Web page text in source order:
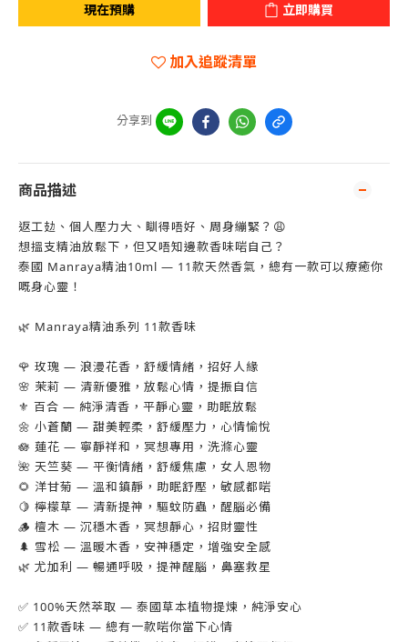
現在預購 立即購買
加入追蹤清單
分享到
商品描述
返工攰、個人壓力大、瞓得唔好、周身繃緊？😩
想搵支精油放鬆下，但又唔知邊款香味啱自己？
泰國 Manraya精油10ml — 11款天然香氣，總有一款可以療癒你
嘅身心靈！
🌿 Manraya精油系列 11款香味
🌹 玫瑰 — 浪漫花香，舒緩情緒，招好人緣
🌸 茉莉 — 清新優雅，放鬆心情，提振自信
⚜️ 百合 — 純淨清香，平靜心靈，助眠放鬆
🌼 小蒼蘭 — 甜美輕柔，舒緩壓力，心情愉悅
🪷 蓮花 — 寧靜祥和，冥想專用，洗滌心靈
🌺 天竺葵 — 平衡情緒，舒緩焦慮，女人恩物
🌻 洋甘菊 — 溫和鎮靜，助眠舒壓，敏感都啱
🍋 檸檬草 — 清新提神，驅蚊防蟲，醒腦必備
🪵 檀木 — 沉穩木香，冥想靜心，招財靈性
🌲 雪松 — 溫暖木香，安神穩定，增強安全感
🌿 尤加利 — 暢通呼吸，提神醒腦，鼻塞救星
✅ 100%天然萃取 — 泰國草本植物提煉，純淨安心
✅ 11款香味 — 總有一款啱你當下心情